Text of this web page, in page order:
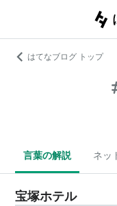
はてなブログ トップ
言葉の解説 ネッ
宝塚ホテル